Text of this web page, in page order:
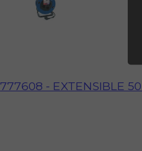
777608 - EXTENSIBLE